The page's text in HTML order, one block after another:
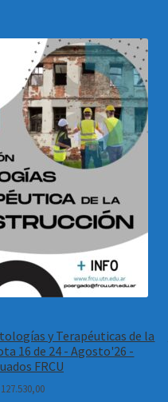
y Terapéuticas de la
16 de 24 - Agosto'26 -
FRCU
127.530,00